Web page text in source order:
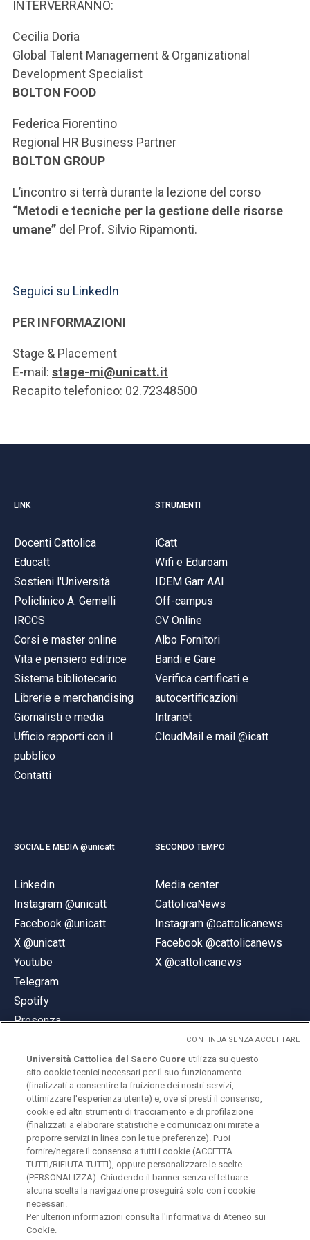
SEI UN DOCENTE O UN MEMBRO DELLO STAFF
ACCEDI A CLOUDMAIL
INTERVERRANNO:
Cecilia Doria
Global Talent Management & Organizational
Development Specialist
BOLTON FOOD
Federica Fiorentino
Regional HR Business Partner
BOLTON GROUP
L’incontro si terrà durante la lezione del corso
“Metodi e tecniche per la gestione delle risorse
umane” del Prof. Silvio Ripamonti.
Seguici su LinkedIn
PER INFORMAZIONI
Stage & Placement
E-mail: stage-mi@unicatt.it
Recapito telefonico: 02.72348500
LINK
Docenti Cattolica
Educatt
Sostieni l'Università
Policlinico A. Gemelli
IRCCS
Corsi e master online
Vita e pensiero editrice
Sistema bibliotecario
Librerie e merchandising
Giornalisti e media
Ufficio rapporti con il
pubblico
Contatti
STRUMENTI
iCatt
Wifi e Eduroam
IDEM Garr AAI
Off-campus
CV Online
Albo Fornitori
Bandi e Gare
Verifica certificati e
autocertificazioni
Intranet
CloudMail e mail @icatt
SOCIAL E MEDIA @unicatt
Linkedin
Instagram @unicatt
Facebook @unicatt
X @unicatt
Youtube
Telegram
Spotify
Presenza
SECONDO TEMPO
Media center
CattolicaNews
Instagram @cattolicanews
Facebook @cattolicanews
X @cattolicanews
© Università Cattolica del Sacro Cuore
Largo A. Gemelli 1, 20123 Milano
PI 02133120150
ENGLISH
Università Cattolica del Sacro Cuore utilizza su questo
sito cookie tecnici necessari per il suo funzionamento
(finalizzati a consentire la fruizione dei nostri servizi,
ottimizzare l'esperienza utente) e, ove si presti il consenso,
cookie ed altri strumenti di tracciamento e di profilazione
(finalizzati a elaborare statistiche e comunicazioni mirate a
proporre servizi in linea con le tue preferenze). Puoi
fornire/negare il consenso a tutti i cookie (ACCETTA
TUTTI/RIFIUTA TUTTI), oppure personalizzare le scelte
(PERSONALIZZA). Chiudendo il banner senza effettuare
alcuna scelta la navigazione proseguirà solo con i cookie
necessari.
Per ulteriori informazioni consulta l'informativa di Ateneo sui
Cookie.
CONTINUA SENZA ACCETTARE